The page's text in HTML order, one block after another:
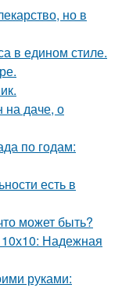
но в
в едином стиле.
на даче, о
по годам:
есть в
может быть?
Надежная
руками: